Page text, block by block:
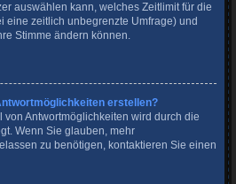
auswählen kann, welches Zeitlimit für die
eine zeitlich unbegrenzte Umfrage) und
Stimme ändern können.
erstellen?
von Antwortmöglichkeiten wird durch die
Wenn Sie glauben, mehr
zu benötigen, kontaktieren Sie einen